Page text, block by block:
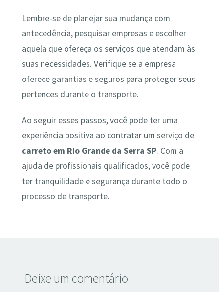
Lembre-se de planejar sua mudança com
antecedência, pesquisar empresas e escolher
aquela que ofereça os serviços que atendam às
suas necessidades. Verifique se a empresa
oferece garantias e seguros para proteger seus
pertences durante o transporte.
Ao seguir esses passos, você pode ter uma
experiência positiva ao contratar um serviço de
carreto em Rio Grande da Serra SP. Com a
ajuda de profissionais qualificados, você pode
ter tranquilidade e segurança durante todo o
processo de transporte.
Deixe um comentário